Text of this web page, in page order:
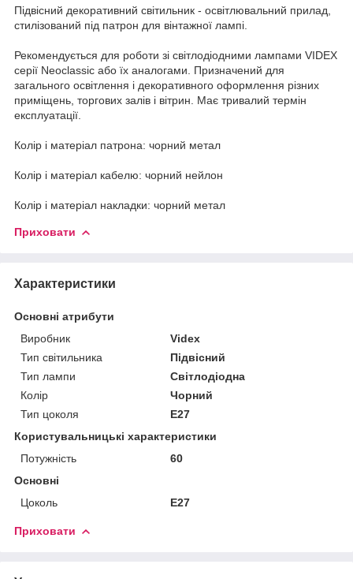
Підвісний декоративний світильник - освітлювальний прилад,
стилізований під патрон для вінтажної лампі.
Рекомендується для роботи зі світлодіодними лампами VIDEX
серії Neoclassic або їх аналогами. Призначений для
загального освітлення і декоративного оформлення різних
приміщень, торгових залів і вітрин. Має тривалий термін
експлуатації.
Колір і матеріал патрона: чорний метал
Колір і матеріал кабелю: чорний нейлон
Колір і матеріал накладки: чорний метал
Приховати
Характеристики
Основні атрибути
Виробник
Videx
Тип світильника
Підвісний
Тип лампи
Світлодіодна
Колір
Чорний
Тип цоколя
E27
Користувальницькі характеристики
Потужність
60
Основні
Цоколь
E27
Приховати